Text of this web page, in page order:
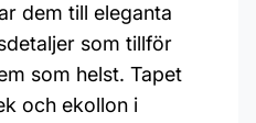
dem till eleganta
som tillför
som helst. Tapet
och ekollon i